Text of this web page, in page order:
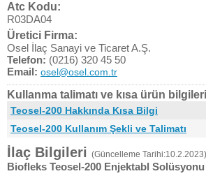
Atc Kodu:
R03DA04
Üretici Firma:
Osel İlaç Sanayi ve Ticaret A.Ş.
Telefon: (0216) 320 45 50
Email: osel@osel.com.tr
Kullanma talimatı ve kısa ürün bilgileri
Teosel-200 Hakkında Kısa Bilgi
Teosel-200 Kullanım Şekli ve Talimatı
İlaç Bilgileri (Güncelleme Tarihi:10.2.2023)
Biofleks Teosel-200 Enjektabl